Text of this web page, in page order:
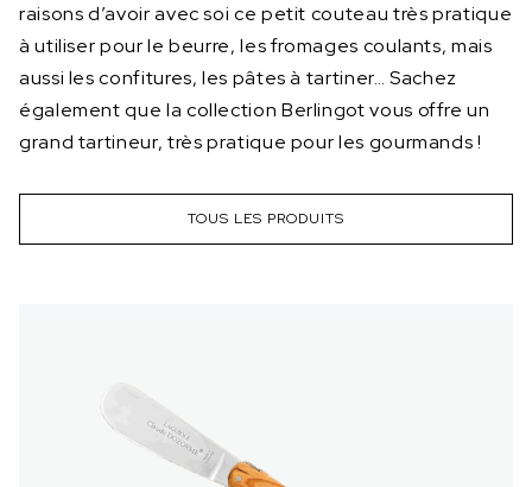
raisons d’avoir avec soi ce petit couteau très pratique
à utiliser pour le beurre, les fromages coulants, mais
aussi les confitures, les pâtes à tartiner… Sachez
également que la collection Berlingot vous offre un
grand tartineur, très pratique pour les gourmands !
TOUS LES PRODUITS